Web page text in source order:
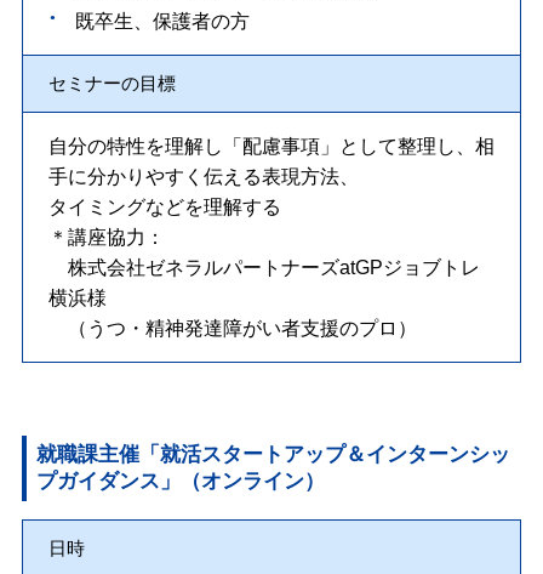
既卒生、保護者の方
セミナーの目標
自分の特性を理解し「配慮事項」として整理し、相
手に分かりやすく伝える表現方法、
タイミングなどを理解する
＊講座協力：
株式会社ゼネラルパートナーズatGPジョブトレ
横浜様
（うつ・精神発達障がい者支援のプロ）
就職課主催「就活スタートアップ＆インターンシッ
プガイダンス」（オンライン）
日時